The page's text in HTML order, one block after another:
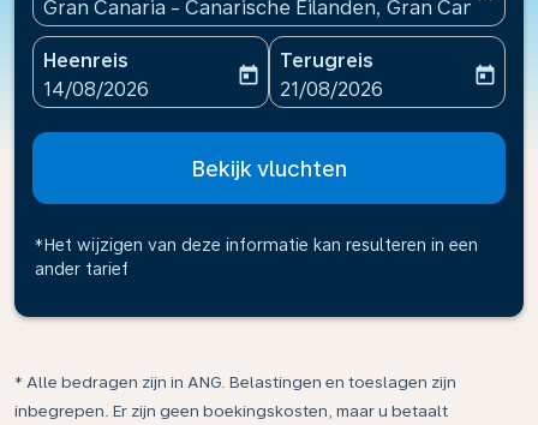
Gran Canaria - Canarische Eilanden, Gran Canaria
Heenreis
fc-booking-departure-date-aria-label
14/08/2026
today
Terugreis
fc-booking-return-date-
21/08/2026
today
Bekijk vluchten
*Het wijzigen van deze informatie kan resulteren in een
ander tarief
* Alle bedragen zijn in ANG. Belastingen en toeslagen zijn
inbegrepen. Er zijn geen boekingskosten, maar u betaalt